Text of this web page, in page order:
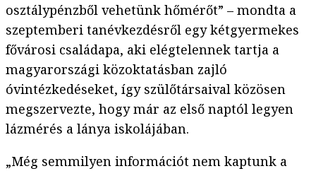
osztálypénzből vehetünk hőmérőt” – mondta a
szeptemberi tanévkezdésről egy kétgyermekes
fővárosi családapa, aki elégtelennek tartja a
magyarországi közoktatásban zajló
óvintézkedéseket, így szülőtársaival közösen
megszervezte, hogy már az első naptól legyen
lázmérés a lánya iskolájában.
„Még semmilyen információt nem kaptunk a